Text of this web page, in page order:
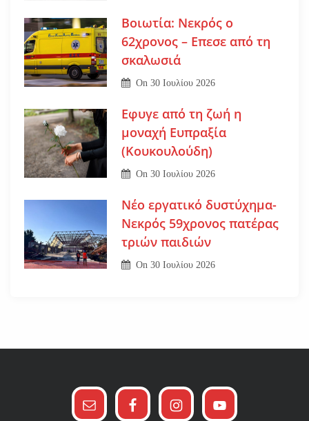
Βοιωτία: Νεκρός ο
62χρονος – Επεσε από τη
σκαλωσιά
On30 Ιουλίου 2026
Εφυγε από τη ζωή η
μοναχή Ευπραξία
(Κουκουλούδη)
On30 Ιουλίου 2026
Νέο εργατικό δυστύχημα-
Νεκρός 59χρονος πατέρας
τριών παιδιών
On30 Ιουλίου 2026